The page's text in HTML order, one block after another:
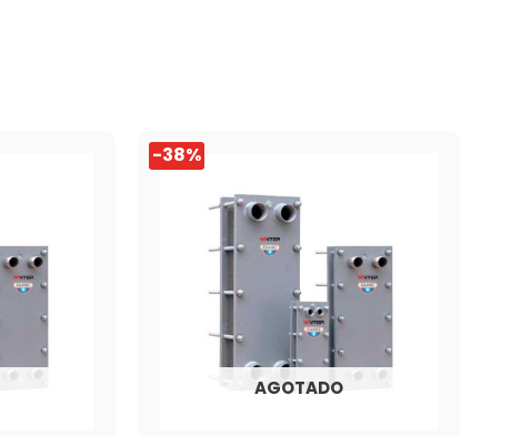
-38%
AGOTADO
El
precio
original
$3.169.990.
El
precio
actual
$1.979.990.